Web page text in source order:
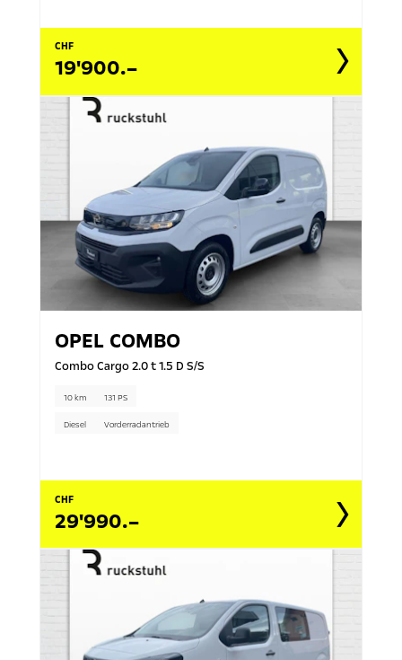
CHF
19'900.–
OPEL COMBO
Combo Cargo 2.0 t 1.5 D S/S
10 km 131 PS
Diesel Vorderradantrieb
CHF
29'990.–